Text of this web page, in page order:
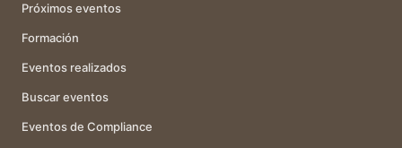
Próximos eventos
Formación
Eventos realizados
Buscar eventos
Eventos de Compliance